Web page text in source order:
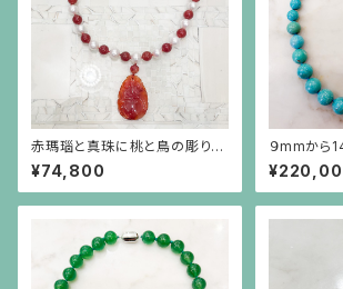
赤瑪瑙と真珠に桃と鳥の彫りの
赤瑪瑙が揺れるネックレス
¥74,800
９mmから
ンのターコ